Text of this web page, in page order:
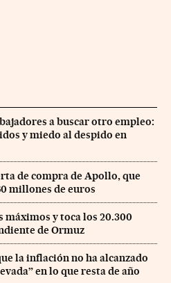
a buscar otro empleo:
y miedo al despido en
de compra de Apollo, que
millones de euros
máximos y toca los 20.300
de Ormuz
la inflación no ha alcanzado
en lo que resta de año